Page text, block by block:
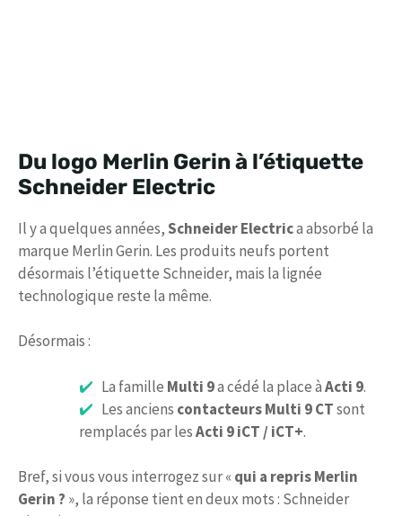
Du logo Merlin Gerin à l’étiquette
Schneider Electric
Il y a quelques années,Schneider Electrica absorbé la
marque Merlin Gerin. Les produits neufs portent
désormais l’étiquette Schneider, mais la lignée
technologique reste la même.
Désormais :
La famille Multi 9a cédé la place àActi 9.
Les anciens contacteurs Multi 9 CTsont
remplacés par lesActi 9 iCT / iCT+.
Bref, si vous vous interrogez sur «qui a repris Merlin
Gerin ? », la réponse tient en deux mots : Schneider